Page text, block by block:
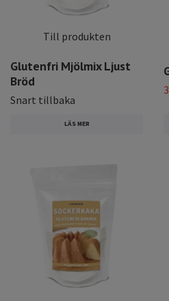
Till produkten
Glutenfri Mjölmix Ljust
Bröd
Snart tillbaka
LÄS MER